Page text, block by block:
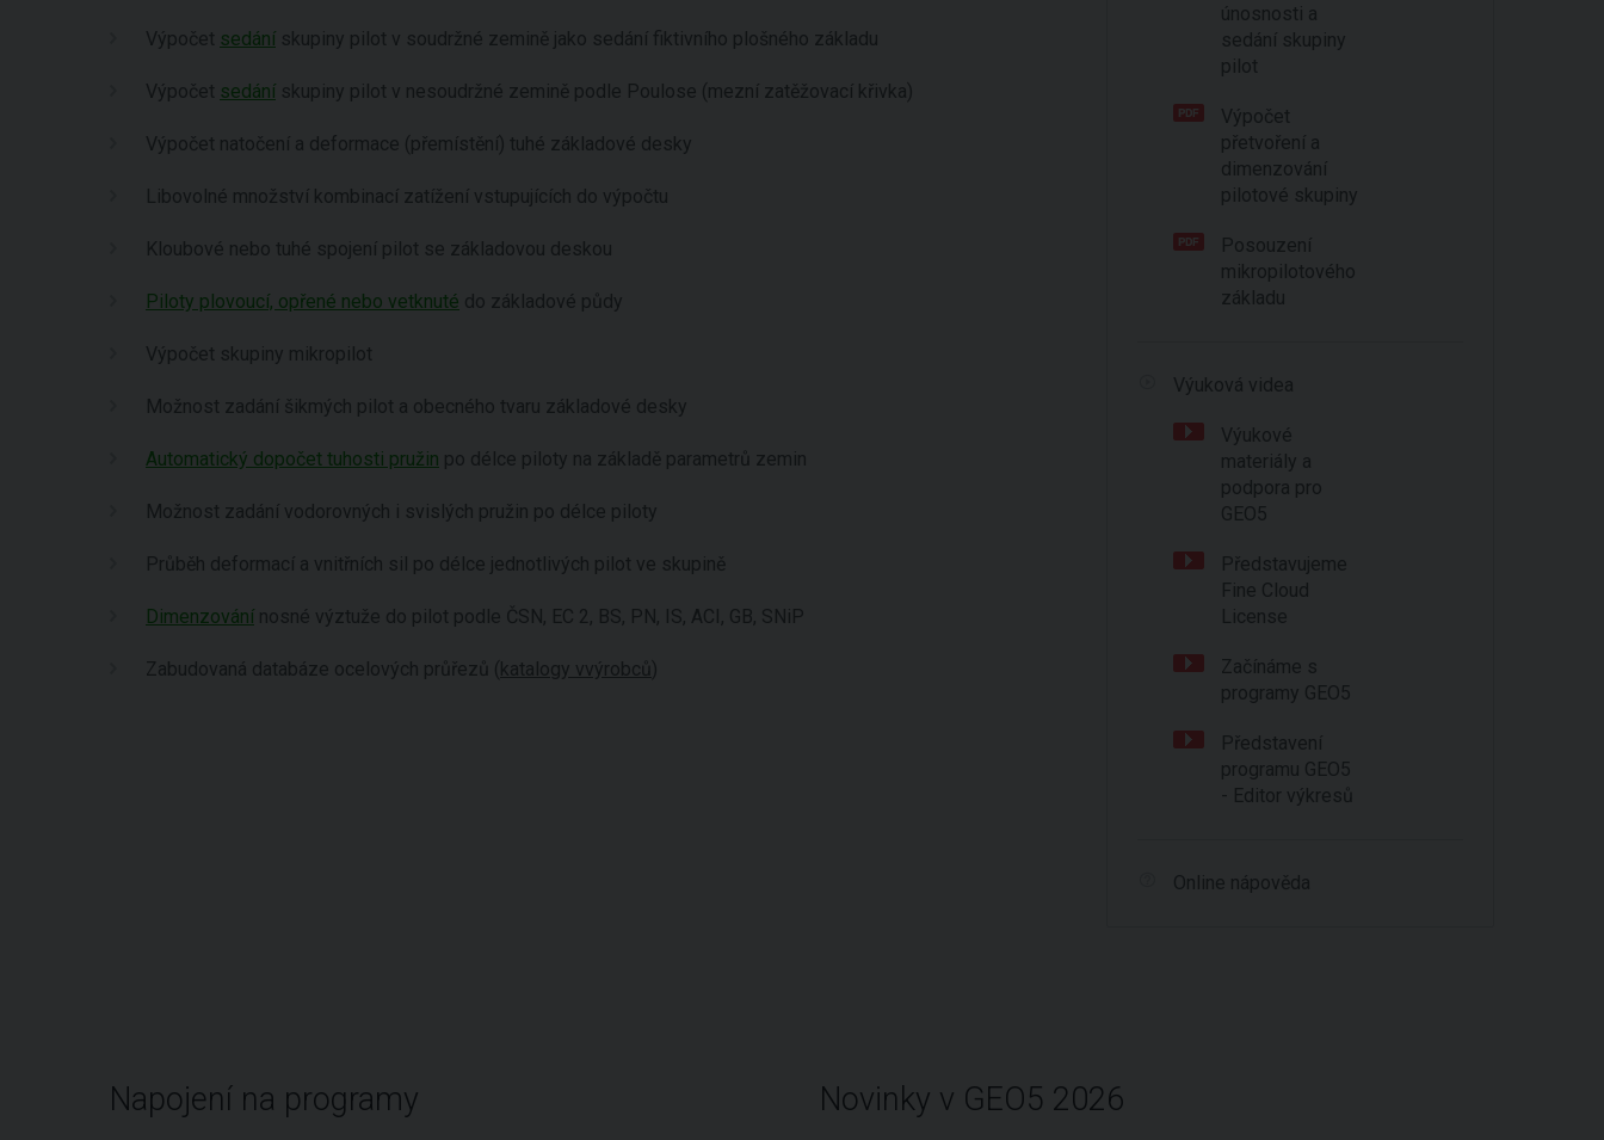
Výpočet sedání skupiny pilot v soudržné zemině jako sedání fiktivního plošného základu
Výpočet sedání skupiny pilot v nesoudržné zemině podle Poulose (mezní zatěžovací křivka)
Výpočet natočení a deformace (přemístění) tuhé základové desky
Libovolné množství kombinací zatížení vstupujících do výpočtu
Kloubové nebo tuhé spojení pilot se základovou deskou
Piloty plovoucí, opřené nebo vetknuté do základové půdy
Výpočet skupiny mikropilot
Možnost zadání šikmých pilot a obecného tvaru základové desky
Automatický dopočet tuhosti pružin po délce piloty na základě parametrů zemin
Možnost zadání vodorovných i svislých pružin po délce piloty
Průběh deformací a vnitřních sil po délce jednotlivých pilot ve skupině
Dimenzování nosné výztuže do pilot podle ČSN, EC 2, BS, PN, IS, ACI, GB, SNiP
Zabudovaná databáze ocelových průřezů ( katalogy vvýrobců)
únosnosti a
sedání skupiny
pilot
Výpočet
přetvoření a
dimenzování
pilotové skupiny
Posouzení
mikropilotového
základu
Výuková videa
Výukové
materiály a
podpora pro
GEO5
Představujeme
Fine Cloud
License
Začínáme s
programy GEO5
Představení
programu GEO5
- Editor výkresů
Online nápověda
Napojení na programy Novinky v GEO5 2026